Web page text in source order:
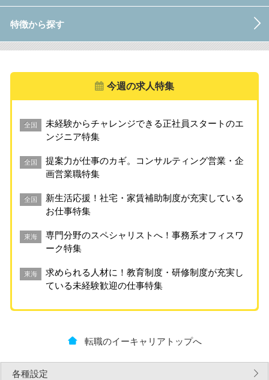
特徴から探す
今週の求人特集
全国
未経験からチャレンジできる正社員スタートのエ
ンジニア特集
全国
提案力が仕事のカギ。コンサルティング営業・企
画営業職特集
全国
新生活応援！社宅・家賃補助制度が充実している
お仕事特集
東海
専門分野のスペシャリストへ！事務系オフィスワ
ーク特集
東海
求められる人材に！教育制度・研修制度が充実し
ている未経験歓迎の仕事特集
転職のイーキャリアトップへ
各種設定